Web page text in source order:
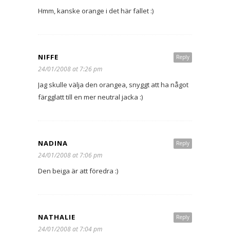
Hmm, kanske orange i det här fallet :)
Reply
NIFFE
24/01/2008 at 7:26 pm
Jag skulle välja den orangea, snyggt att ha något
färgglatt till en mer neutral jacka :)
Reply
NADINA
24/01/2008 at 7:06 pm
Den beiga är att föredra :)
Reply
NATHALIE
24/01/2008 at 7:04 pm